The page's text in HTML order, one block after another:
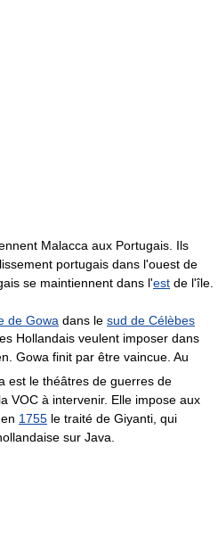
Malacca aux Portugais. Ils
portugais dans l'ouest de
se maintiennent dans l'est de l'île.
de Gowa dans le sud de Célèbes
Hollandais veulent imposer dans
Gowa finit par être vaincue. Au
est le théâtres de guerres de
VOC à intervenir. Elle impose aux
1755 le traité de Giyanti, qui
sur Java.